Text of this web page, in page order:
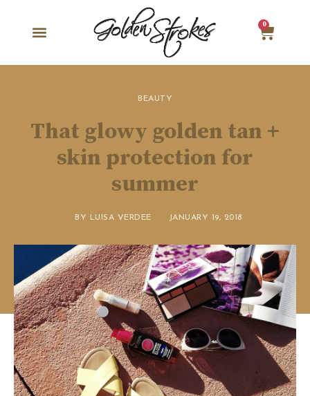
0
BEAUTY
That glowy golden tan +
skin protection for
summer
BY LUISA VERDEE JANUARY 19, 2018